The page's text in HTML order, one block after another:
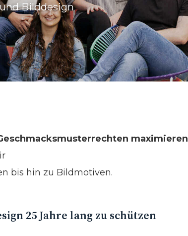
Bilddesign
maximieren
bis hin zu Bildmotiven.
25 Jahre lang zu schützen